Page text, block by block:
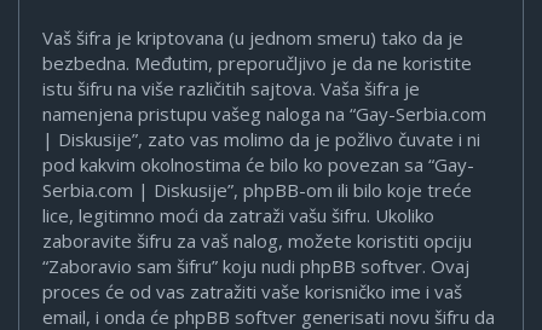
Vaš šifra je kriptovana (u jednom smeru) tako da je
bezbedna. Međutim, preporučljivo je da ne koristite
istu šifru na više različitih sajtova. Vaša šifra je
namenjena pristupu vašeg naloga na “Gay-Serbia.com
| Diskusije”, zato vas molimo da je požlivo čuvate i ni
pod kakvim okolnostima će bilo ko povezan sa “Gay-
Serbia.com | Diskusije”, phpBB-om ili bilo koje treće
lice, legitimno moći da zatraži vašu šifru. Ukoliko
zaboravite šifru za vaš nalog, možete koristiti opciju
“Zaboravio sam šifru” koju nudi phpBB softver. Ovaj
proces će od vas zatražiti vaše korisničko ime i vaš
email, i onda će phpBB softver generisati novu šifru da